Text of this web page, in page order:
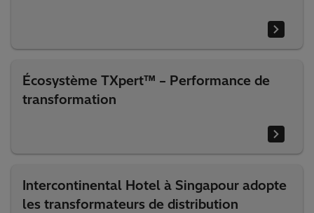
Écosystème TXpert™ – Performance de
transformation
Intercontinental Hotel à Singapour adopte
les transformateurs de distribution